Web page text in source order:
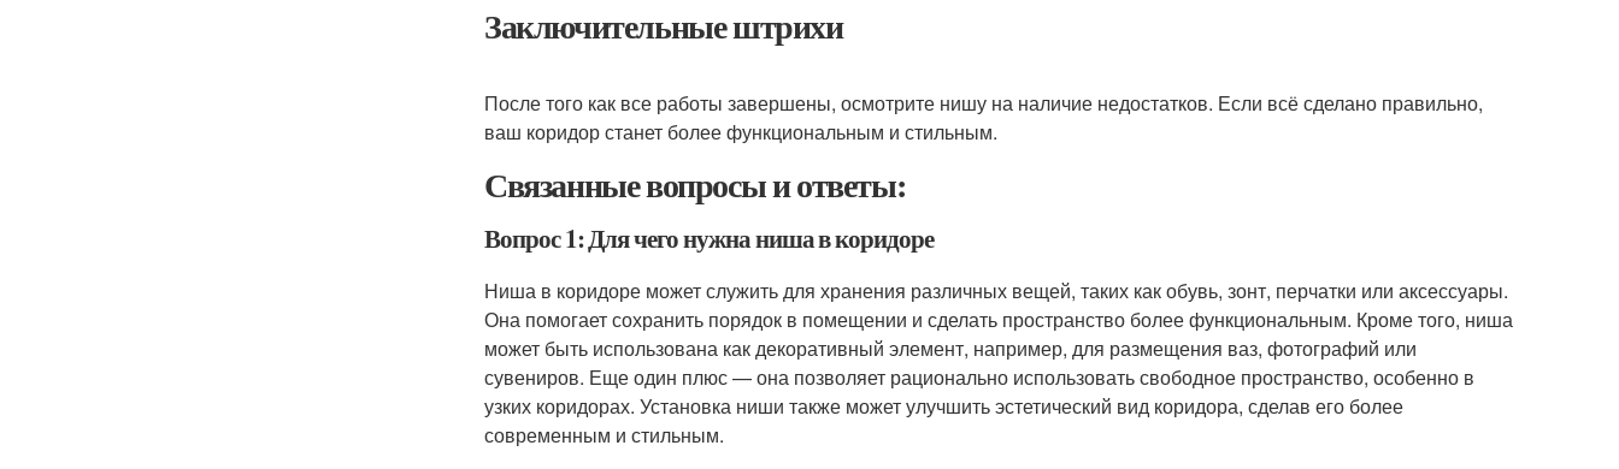
Заключительные штрихи
После того как все работы завершены, осмотрите нишу на наличие недостатков. Если всё сделано правильно,
ваш коридор станет более функциональным и стильным.
Связанные вопросы и ответы:
Вопрос 1: Для чего нужна ниша в коридоре
Ниша в коридоре может служить для хранения различных вещей, таких как обувь, зонт, перчатки или аксессуары.
Она помогает сохранить порядок в помещении и сделать пространство более функциональным. Кроме того, ниша
может быть использована как декоративный элемент, например, для размещения ваз, фотографий или
сувениров. Еще один плюс — она позволяет рационально использовать свободное пространство, особенно в
узких коридорах. Установка ниши также может улучшить эстетический вид коридора, сделав его более
современным и стильным.